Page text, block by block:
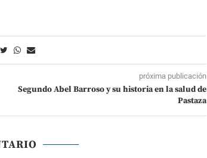
próxima publicación
Segundo Abel Barroso y su historia en la salud de
Pastaza